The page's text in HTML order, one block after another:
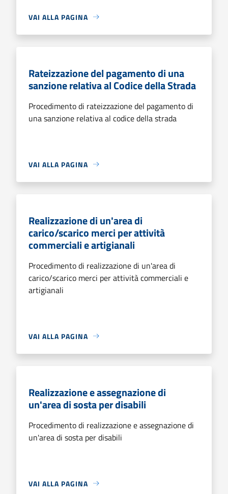
VAI ALLA PAGINA
Rateizzazione del pagamento di una
sanzione relativa al Codice della Strada
Procedimento di rateizzazione del pagamento di
una sanzione relativa al codice della strada
VAI ALLA PAGINA
Realizzazione di un'area di
carico/scarico merci per attività
commerciali e artigianali
Procedimento di realizzazione di un'area di
carico/scarico merci per attività commerciali e
artigianali
VAI ALLA PAGINA
Realizzazione e assegnazione di
un'area di sosta per disabili
Procedimento di realizzazione e assegnazione di
un'area di sosta per disabili
VAI ALLA PAGINA